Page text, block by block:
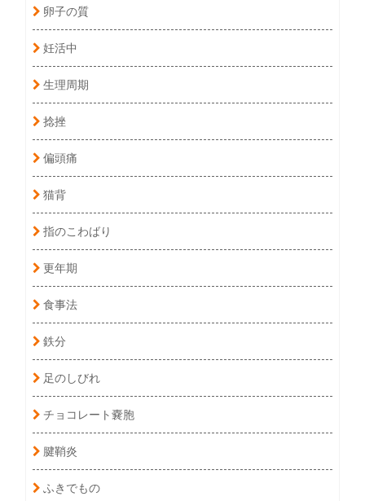
卵子の質
妊活中
生理周期
捻挫
偏頭痛
猫背
指のこわばり
更年期
食事法
鉄分
足のしびれ
チョコレート嚢胞
腱鞘炎
ふきでもの